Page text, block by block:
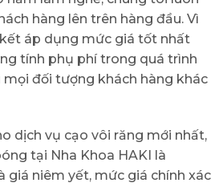
hàng lên trên hàng đầu. Vì
áp dụng mức giá tốt nhất
tính phụ phí trong quá trình
mọi đối tượng khách hàng khác
dịch vụ cạo vôi răng mới nhất,
tại Nha Khoa HAKI là
giá niêm yết, mức giá chính xác